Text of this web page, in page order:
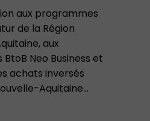
aux programmes
de la Région
aux
Neo Business et
achats inversés
Aquitaine…